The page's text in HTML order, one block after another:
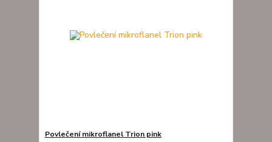
Povlečení mikroflanel Trion pink